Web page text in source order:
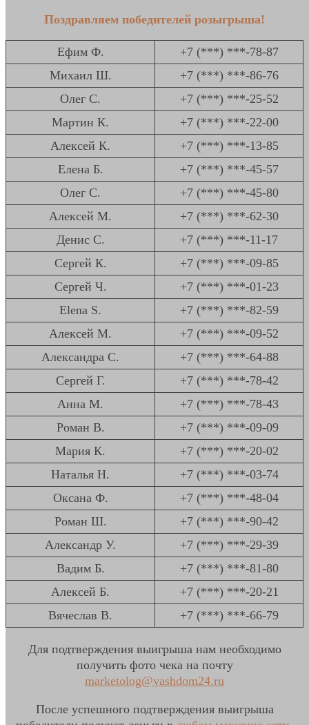
Поздравляем победителей розыгрыша!
Ефим Ф.
+7 (***) ***-78-87
Михаил Ш.
+7 (***) ***-86-76
Олег С.
+7 (***) ***-25-52
Мартин К.
+7 (***) ***-22-00
Алексей К.
+7 (***) ***-13-85
Елена Б.
+7 (***) ***-45-57
Олег С.
+7 (***) ***-45-80
Алексей М.
+7 (***) ***-62-30
Денис С.
+7 (***) ***-11-17
Сергей К.
+7 (***) ***-09-85
Сергей Ч.
+7 (***) ***-01-23
Elena S.
+7 (***) ***-82-59
Алексей М.
+7 (***) ***-09-52
Александра С.
+7 (***) ***-64-88
Сергей Г.
+7 (***) ***-78-42
Анна М.
+7 (***) ***-78-43
Роман В.
+7 (***) ***-09-09
Мария К.
+7 (***) ***-20-02
Наталья Н.
+7 (***) ***-03-74
Оксана Ф.
+7 (***) ***-48-04
Роман Ш.
+7 (***) ***-90-42
Александр У.
+7 (***) ***-29-39
Вадим Б.
+7 (***) ***-81-80
Алексей Б.
+7 (***) ***-20-21
Вячеслав В.
+7 (***) ***-66-79
Для подтверждения выигрыша нам необходимо
получить фото чека на почту
marketolog@vashdom24.ru
После успешного подтверждения выигрыша